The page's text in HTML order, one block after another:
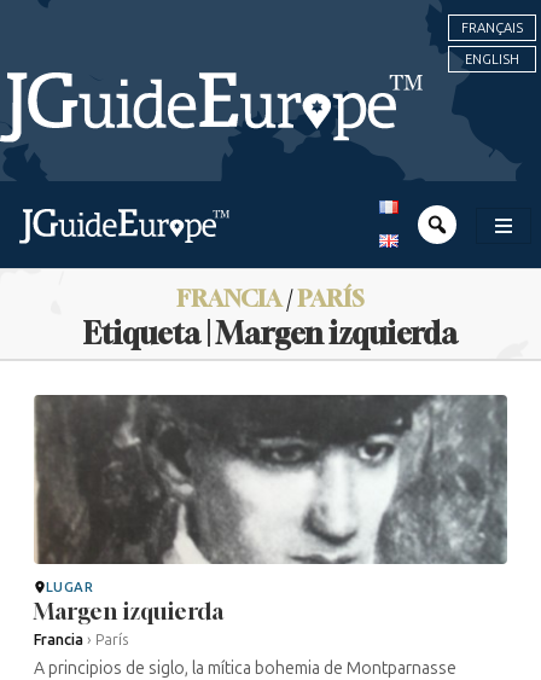
FRANÇAIS
ENGLISH
FRANCIA/PARÍS
Etiqueta | Margen izquierda
LUGAR
Margen izquierda
Francia › París
A principios de siglo, la mítica bohemia de Montparnasse